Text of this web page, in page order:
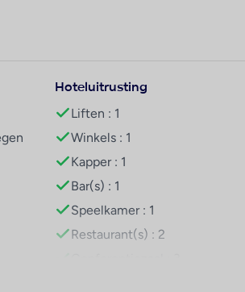
Hoteluitrusting
Liften : 1
Winkels : 1
Kapper : 1
Bar(s) : 1
Speelkamer : 1
Restaurant(s) : 2